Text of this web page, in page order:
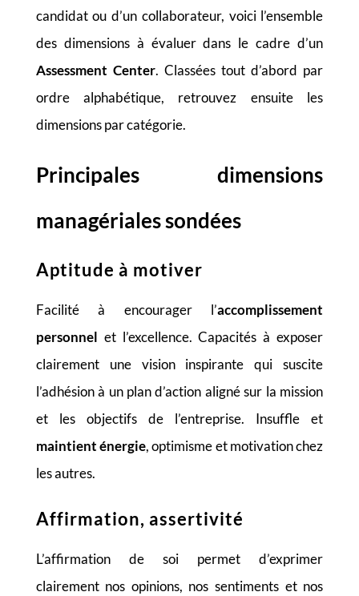
candidat ou d’un collaborateur, voici l’ensemble
des dimensions à évaluer dans le cadre d’un
Assessment Center. Classées tout d’abord par
ordre alphabétique, retrouvez ensuite les
dimensions par catégorie.
Principales dimensions
managériales sondées
Aptitude à motiver
Facilité à encourager l’accomplissement
personnel et l’excellence. Capacités à exposer
clairement une vision inspirante qui suscite
l’adhésion à un plan d’action aligné sur la mission
et les objectifs de l’entreprise. Insuffle et
maintient énergie, optimisme et motivation chez
les autres.
Affirmation, assertivité
L’affirmation de soi permet d’exprimer
clairement nos opinions, nos sentiments et nos